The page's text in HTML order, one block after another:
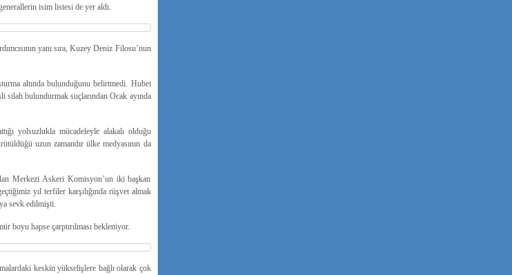
isim listesi de yer aldı.
yanı sıra, Kuzey Deniz Filosu’nun
altında bulunduğunu belirtmedi. Hubei
silah bulundurmak suçlarından Ocak ayında
yolsuzlukla mücadeleyle alakalı olduğu
uzun zamandır ülke medyasının da
Merkezi Askeri Komisyon’un iki başkan
yıl terfiler karşılığında rüşvet almak
sevk edilmişti.
boyu hapse çarptırılması bekleniyor.
keskin yükselişlere bağlı olarak çok